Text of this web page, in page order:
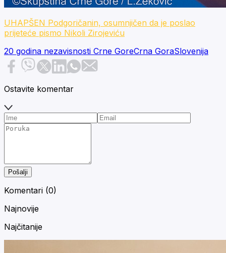
UHAPŠEN Podgoričanin, osumnjičen da je poslao
prijeteće pismo Nikoli Zirojeviću
20 godina nezavisnosti Crne GoreCrna GoraSlovenija
Ostavite komentar
Pošalji
Komentari (0)
Najnovije
Najčitanije